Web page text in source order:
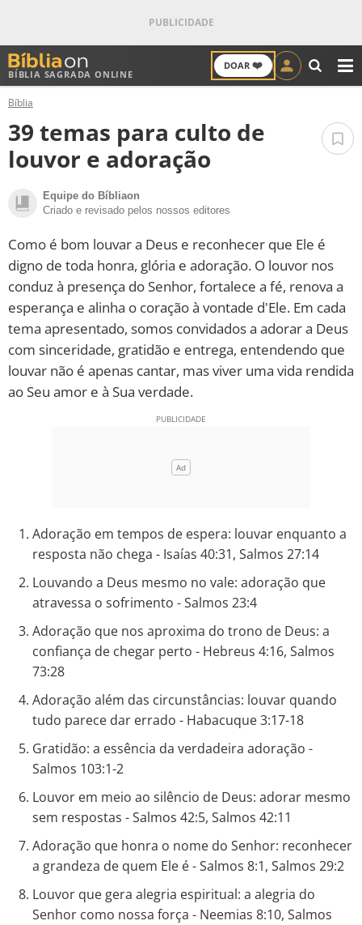
BÍBLIA SAGRADA ONLINE
DOAR ❤️
ANTIGO TESTAMENTO
NOVO TESTAMENTO
VERSÍCULOS
PALAVRA DO DIA
SALMO DO DIA
DEVOCIONAL DIÁRIO
10 MANDAMENTOS
PERGUNTE À BÍBLIA IA
TERMO BÍBLICO JOGOS
QUEM SOMOS
Bíblia
39 temas para culto de
louvor e adoração
Equipe do Bíbliaon
Criado e revisado pelos nossos editores
Como é bom louvar a Deus e reconhecer que Ele é
digno de toda honra, glória e adoração. O louvor nos
conduz à presença do Senhor, fortalece a fé, renova a
esperança e alinha o coração à vontade d'Ele. Em cada
tema apresentado, somos convidados a adorar a Deus
com sinceridade, gratidão e entrega, entendendo que
louvar não é apenas cantar, mas viver uma vida rendida
ao Seu amor e à Sua verdade.
Adoração em tempos de espera: louvar enquanto a
resposta não chega - Isaías 40:31, Salmos 27:14
Louvando a Deus mesmo no vale: adoração que
atravessa o sofrimento - Salmos 23:4
Adoração que nos aproxima do trono de Deus: a
confiança de chegar perto - Hebreus 4:16, Salmos
73:28
Adoração além das circunstâncias: louvar quando
tudo parece dar errado - Habacuque 3:17-18
Gratidão: a essência da verdadeira adoração -
Salmos 103:1-2
Louvor em meio ao silêncio de Deus: adorar mesmo
sem respostas - Salmos 42:5, Salmos 42:11
Adoração que honra o nome do Senhor: reconhecer
a grandeza de quem Ele é - Salmos 8:1, Salmos 29:2
Louvor que gera alegria espiritual: a alegria do
Senhor como nossa força - Neemias 8:10, Salmos